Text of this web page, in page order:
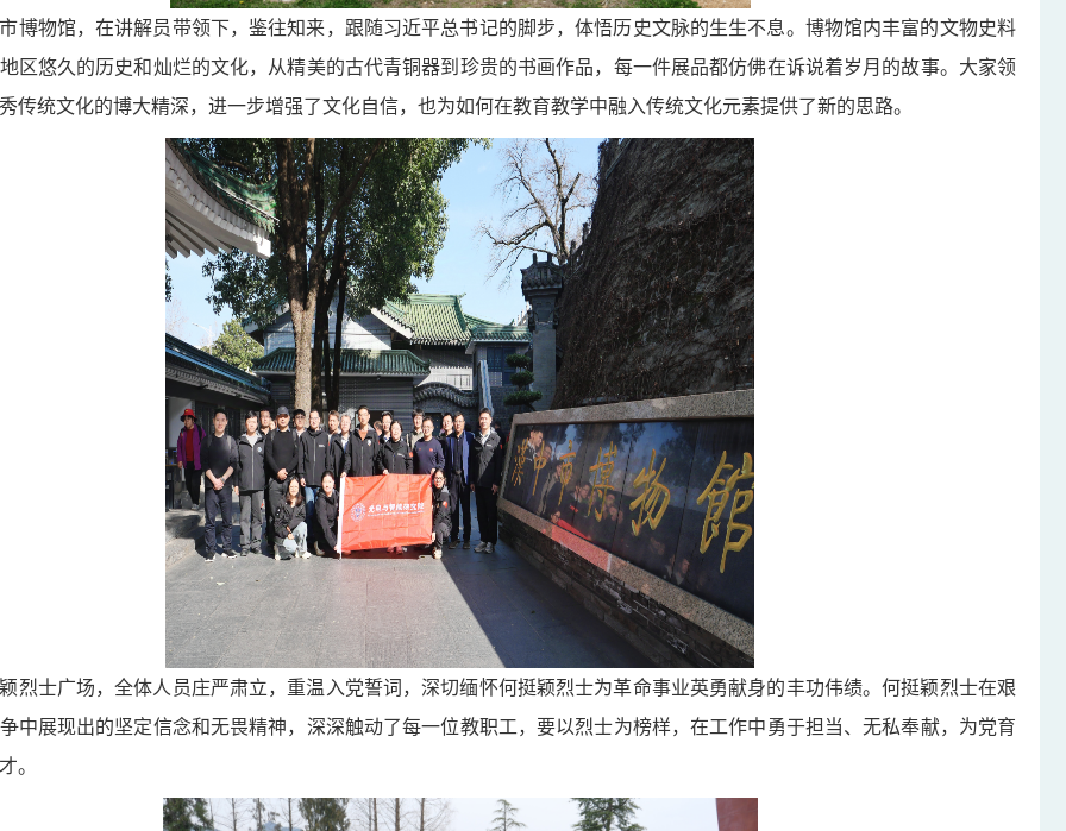
博物馆，在讲解员带领下，鉴往知来，跟随习近平总书记的脚步，体悟历史文脉的生生不息。博物馆内丰富的文物史料
区悠久的历史和灿烂的文化，从精美的古代青铜器到珍贵的书画作品，每一件展品都仿佛在诉说着岁月的故事。大家领
传统文化的博大精深，进一步增强了文化自信，也为如何在教育教学中融入传统文化元素提供了新的思路。
烈士广场，全体人员庄严肃立，重温入党誓词，深切缅怀何挺颖烈士为革命事业英勇献身的丰功伟绩。何挺颖烈士在艰
中展现出的坚定信念和无畏精神，深深触动了每一位教职工，要以烈士为榜样，在工作中勇于担当、无私奉献，为党育
。